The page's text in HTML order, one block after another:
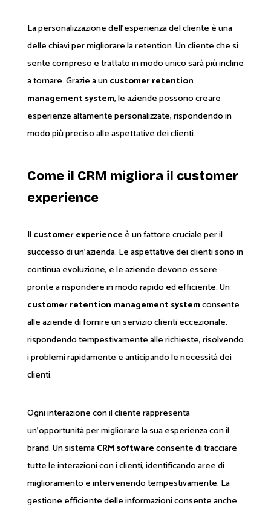
La personalizzazione dell'esperienza del cliente è una
delle chiavi per migliorare la retention. Un cliente che si
sente compreso e trattato in modo unico sarà più incline
a tornare. Grazie a uncustomer retention
management system, le aziende possono creare
esperienze altamente personalizzate, rispondendo in
modo più preciso alle aspettative dei clienti.
Come il CRM migliora il customer
experience
Ilcustomer experience è un fattore cruciale per il
successo di un'azienda. Le aspettative dei clienti sono in
continua evoluzione, e le aziende devono essere
pronte a rispondere in modo rapido ed efficiente. Un
customer retention management systemconsente
alle aziende di fornire un servizio clienti eccezionale,
rispondendo tempestivamente alle richieste, risolvendo
i problemi rapidamente e anticipando le necessità dei
clienti.
Ogni interazione con il cliente rappresenta
un'opportunità per migliorare la sua esperienza con il
brand. Un sistemaCRM softwareconsente di tracciare
tutte le interazioni con i clienti, identificando aree di
miglioramento e intervenendo tempestivamente. La
gestione efficiente delle informazioni consente anche